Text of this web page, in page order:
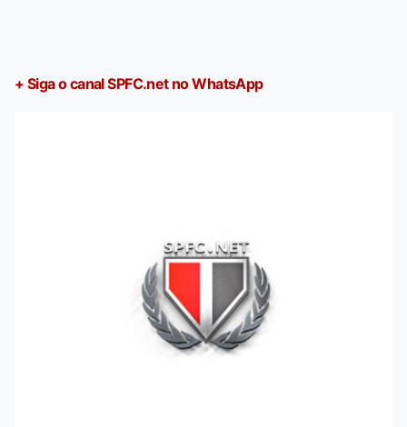
+ Siga o canal SPFC.net no WhatsApp